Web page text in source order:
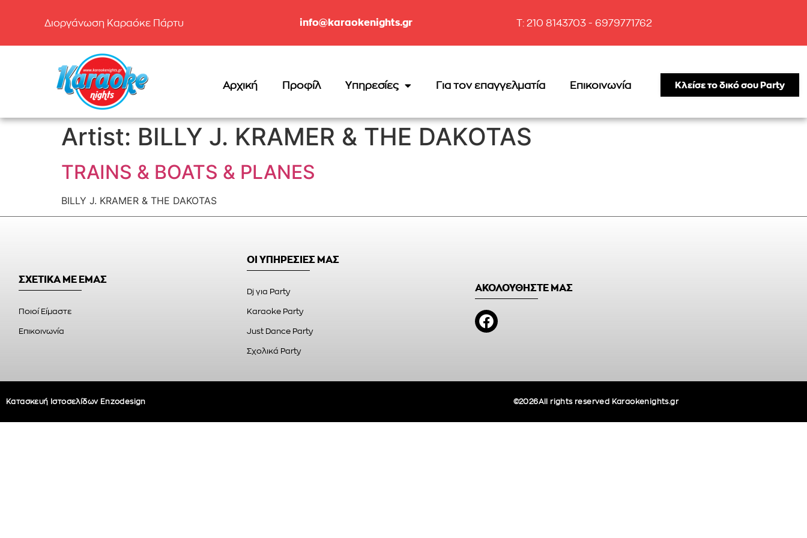
Διοργάνωση Καραόκε Πάρτυ info@karaokenights.gr T: 210 8143703 - 6979771762
Αρχική Προφίλ Υπηρεσίες Για τον επαγγελματία Επικοινωνία Κλείσε το δικό σου Party
Artist: BILLY J. KRAMER & THE DAKOTAS
TRAINS & BOATS & PLANES
BILLY J. KRAMER & THE DAKOTAS
ΣΧΕΤΙΚΑ ΜΕ ΕΜΑΣ
Ποιοί Είμαστε
Επικοινωνία
ΟΙ ΥΠΗΡΕΣΙΕΣ ΜΑΣ
Dj για Party
Karaoke Party
Just Dance Party
Σχολικά Party
ΑΚΟΛΟΥΘΗΣΤΕ ΜΑΣ
Κατασκευή Ιστοσελίδων Enzodesign ©2026All rights reserved Karaokenights.gr